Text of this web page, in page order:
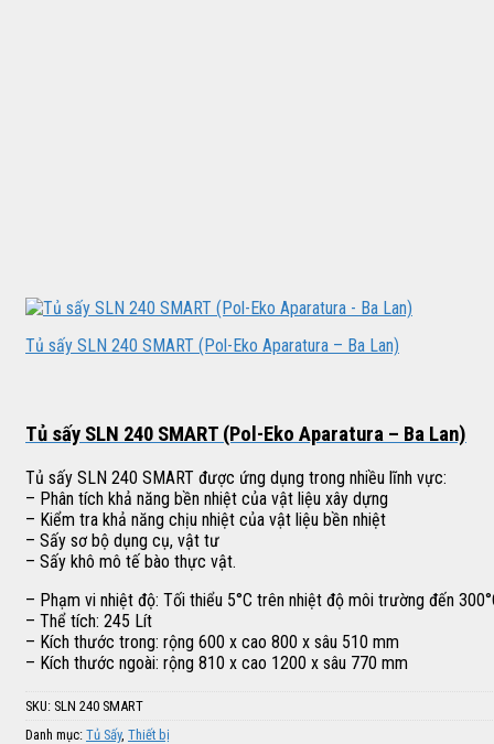
Tủ sấy SLN 240 SMART (Pol-Eko Aparatura – Ba Lan)
Tủ sấy SLN 240 SMART (Pol-Eko Aparatura – Ba Lan)
Tủ sấy SLN 240 SMART được ứng dụng trong nhiều lĩnh vực:
– Phân tích khả năng bền nhiệt của vật liệu xây dựng
– Kiểm tra khả năng chịu nhiệt của vật liệu bền nhiệt
– Sấy sơ bộ dụng cụ, vật tư
– Sấy khô mô tế bào thực vật.
– Phạm vi nhiệt độ: Tối thiểu 5°C trên nhiệt độ môi trường đến
– Thể tích: 245 Lít
– Kích thước trong: rộng 600 x cao 800 x sâu 510 mm
– Kích thước ngoài: rộng 810 x cao 1200 x sâu 770 mm
SKU: SLN 240 SMART
Danh mục: Tủ Sấy, Thiết bị